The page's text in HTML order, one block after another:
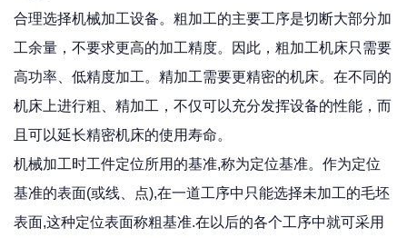
合理选择机械加工设备。粗加工的主要工序是切断大部分加
工余量，不要求更高的加工精度。因此，粗加工机床只需要
高功率、低精度加工。精加工需要更精密的机床。在不同的
机床上进行粗、精加工，不仅可以充分发挥设备的性能，而
且可以延长精密机床的使用寿命。
机械加工时工件定位所用的基准,称为定位基准。作为定位
基准的表面(或线、点),在一道工序中只能选择未加工的毛坯
表面,这种定位表面称粗基准.在以后的各个工序中就可采用